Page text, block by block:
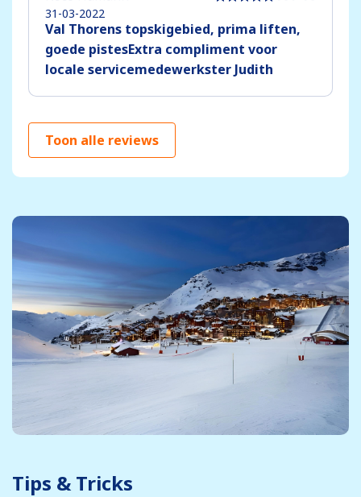
31-03-2022
Val Thorens topskigebied, prima liften,
goede pistesExtra compliment voor
locale servicemedewerkster Judith
Toon alle reviews
Tips & Tricks